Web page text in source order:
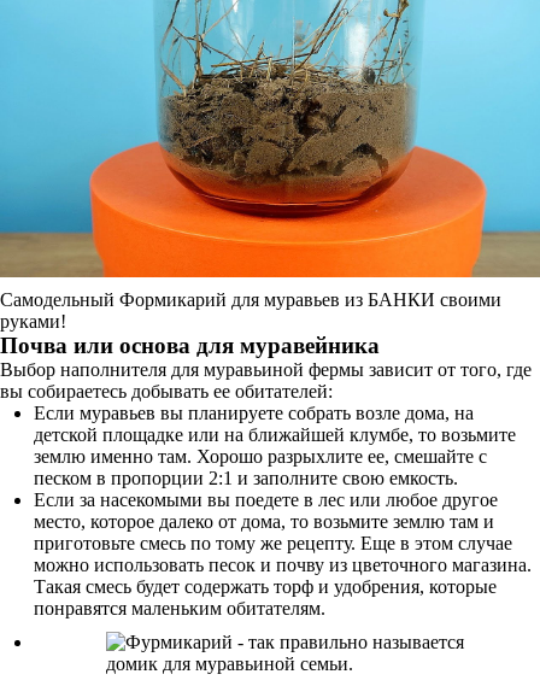
Самодельный Формикарий для муравьев из БАНКИ своими
руками!
Почва или основа для муравейника
Выбор наполнителя для муравьиной фермы зависит от того, где
вы собираетесь добывать ее обитателей:
Если муравьев вы планируете собрать возле дома, на
детской площадке или на ближайшей клумбе, то возьмите
землю именно там. Хорошо разрыхлите ее, смешайте с
песком в пропорции 2:1 и заполните свою емкость.
Если за насекомыми вы поедете в лес или любое другое
место, которое далеко от дома, то возьмите землю там и
приготовьте смесь по тому же рецепту. Еще в этом случае
можно использовать песок и почву из цветочного магазина.
Такая смесь будет содержать торф и удобрения, которые
понравятся маленьким обитателям.